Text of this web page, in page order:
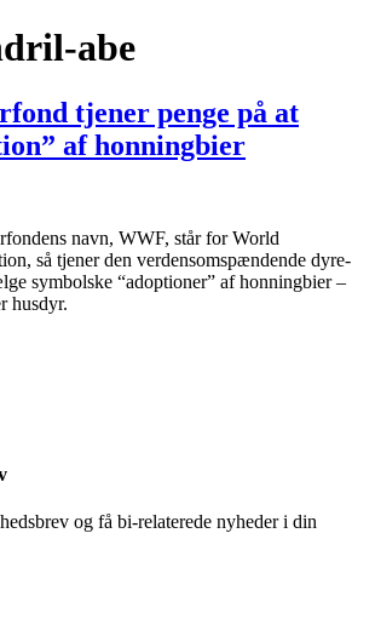
abe
tjener penge på at
af honningbier
navn, WWF, står for World
så tjener den verdensomspændende dyre-
symbolske “adoptioner” af honningbier –
husdyr.
og få bi-relaterede nyheder i din